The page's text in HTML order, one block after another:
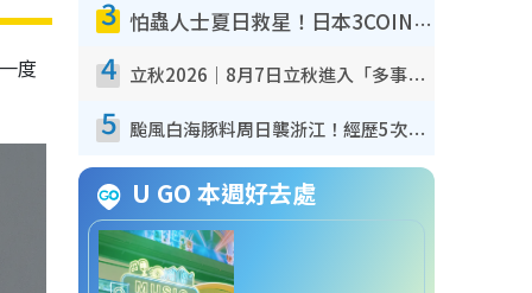
度
3 怕蟲人士夏日救星！日本3COINS爆紅驅蟲神器$45起 1招「全程免觸碰」輕鬆搞定小強
4 立秋2026｜8月7日立秋進入「多事之秋」 3件事唔做得！專家教6招開運 清枱頭／銀包納氣接好運
5 颱風白海豚料周日襲浙江！經歷5次「眼牆置換」極罕見 成登陸內地最長途颱風
U GO 本週好去處